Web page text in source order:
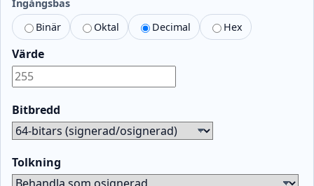
Ingångsbas
Binär
Oktal Decimal Hex
Värde
Bitbredd
Tolkning